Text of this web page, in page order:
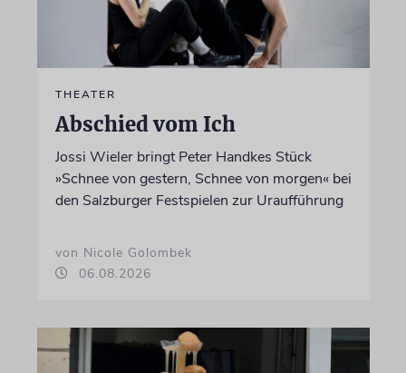
THEATER
Abschied vom Ich
Jossi Wieler bringt Peter Handkes Stück
»Schnee von gestern, Schnee von morgen« bei
den Salzburger Festspielen zur Uraufführung
von Nicole Golombek
06.08.2026